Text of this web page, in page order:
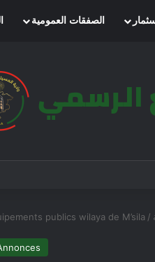
الصفقات العمومية
/
publics wilaya de M’sila